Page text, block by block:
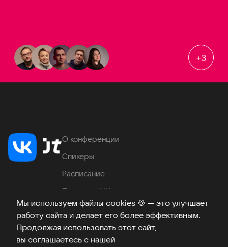
Мы используем файлы cookies 🍪 — это улучшает
работу сайта и делает его более эффективным.
Продолжая использовать этот сайт,
вы соглашаетесь с нашей
+3
О конференции
Спикеры
Расписание
Продукты VK
Место проведения
Часто задаваемые вопросы